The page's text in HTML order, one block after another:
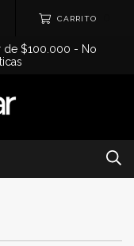
CARRITO
de $100.000 - No